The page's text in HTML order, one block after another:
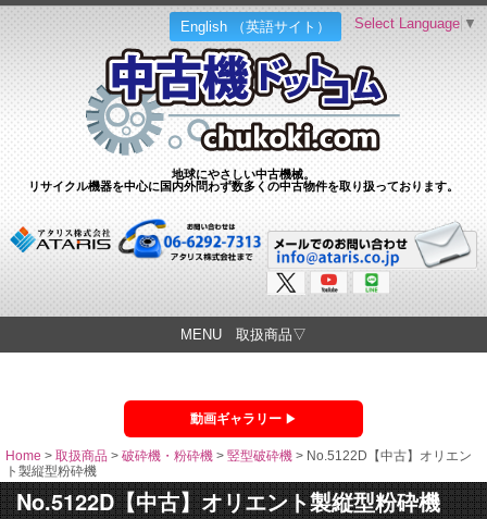
English （英語サイト）
地球にやさしい中古機械。
リサイクル機器を中心に国内外問わず数多くの中古物件を取り扱っております。
Select Language ▼
MENU 取扱商品▽
動画ギャラリー
Home > 取扱商品 > 破砕機・粉砕機 > 竪型破砕機 > No.5122D【中古】オリエン
ト製縦型粉砕機
No.5122D【中古】オリエント製縦型粉砕機